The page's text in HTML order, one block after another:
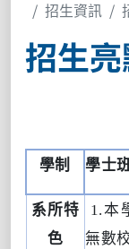
招生資訊
招生
學制 學士
系所特
色
1.本
無數